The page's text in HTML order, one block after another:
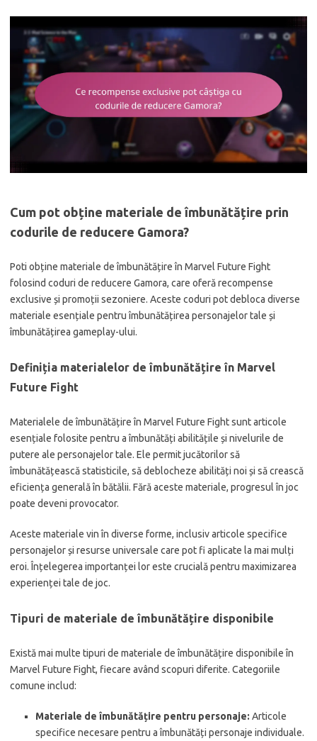
Cum pot obține materiale de îmbunătățire prin
codurile de reducere Gamora?
Poti obține materiale de îmbunătățire în Marvel Future Fight
folosind coduri de reducere Gamora, care oferă recompense
exclusive și promoții sezoniere. Aceste coduri pot debloca diverse
materiale esențiale pentru îmbunătățirea personajelor tale și
îmbunătățirea gameplay-ului.
Definiția materialelor de îmbunătățire în Marvel
Future Fight
Materialele de îmbunătățire în Marvel Future Fight sunt articole
esențiale folosite pentru a îmbunătăți abilitățile și nivelurile de
putere ale personajelor tale. Ele permit jucătorilor să
îmbunătățească statisticile, să deblocheze abilități noi și să crească
eficiența generală în bătălii. Fără aceste materiale, progresul în joc
poate deveni provocator.
Aceste materiale vin în diverse forme, inclusiv articole specifice
personajelor și resurse universale care pot fi aplicate la mai mulți
eroi. Înțelegerea importanței lor este crucială pentru maximizarea
experienței tale de joc.
Tipuri de materiale de îmbunătățire disponibile
Există mai multe tipuri de materiale de îmbunătățire disponibile în
Marvel Future Fight, fiecare având scopuri diferite. Categoriile
comune includ:
Materiale de îmbunătățire pentru personaje: Articole
specifice necesare pentru a îmbunătăți personaje individuale.